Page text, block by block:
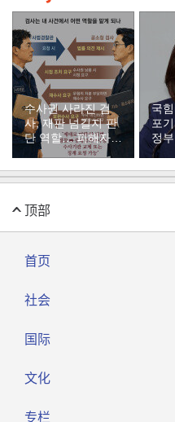
수사권 사라진 검
사, 재판 넘길지 판
단 역할… 피해자
요청땐 면담[형사사
출발/③]
국
포
정
顶部
首页
社会
国际
文化
专栏